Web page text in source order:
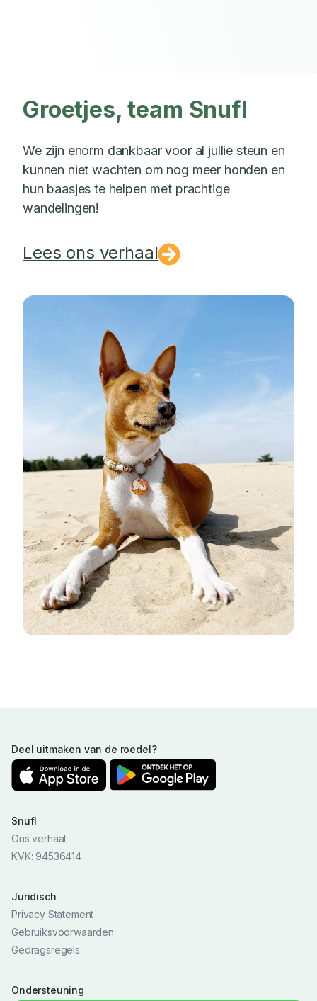
Groetjes, team Snufl
We zijn enorm dankbaar voor al jullie steun en
kunnen niet wachten om nog meer honden en
hun baasjes te helpen met prachtige
wandelingen!
Lees ons verhaal
Deel uitmaken van de roedel?
Snufl
Ons verhaal
KVK: 94536414
Juridisch
Privacy Statement
Gebruiksvoorwaarden
Gedragsregels
Ondersteuning